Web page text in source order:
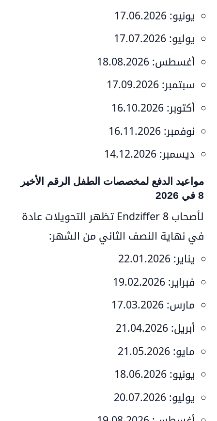
يونيو: 17.06.2026
يوليو: 17.07.2026
أغسطس: 18.08.2026
سبتمبر: 17.09.2026
أكتوبر: 16.10.2026
نوفمبر: 16.11.2026
ديسمبر: 14.12.2026
مواعيد الدفع لمخصصات الطفل الرقم الأخير
8 في 2026
لأصحاب Endziffer 8 تظهر التحويلات عادة
في نهاية النصف الثاني من الشهر:
يناير: 22.01.2026
فبراير: 19.02.2026
مارس: 17.03.2026
أبريل: 21.04.2026
مايو: 21.05.2026
يونيو: 18.06.2026
يوليو: 20.07.2026